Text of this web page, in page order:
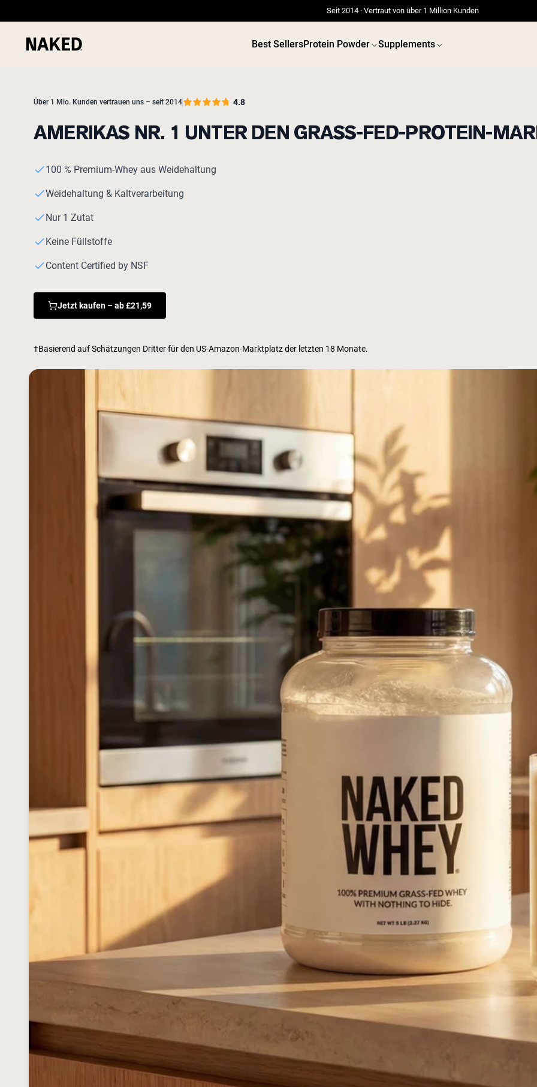
Seit 2014 · Vertraut von über 1 Million Kunden
Best SellersProtein Powder Supplements
”Protein Powder“
”Vegan protein“
”Micellar Casein“
Über 1 Mio. Kunden vertrauen uns – seit 2014 4.8
AMERIKAS NR. 1 UNTER DEN GRASS-FED-PROTEIN-
100 % Premium-Whey aus Weidehaltung
Weidehaltung & Kaltverarbeitung
Nur 1 Zutat
Keine Füllstoffe
Content Certified by NSF
Jetzt kaufen – ab £21,59
†Basierend auf Schätzungen Dritter für den US-Amazon-Marktplatz der letzten 18 Monate.